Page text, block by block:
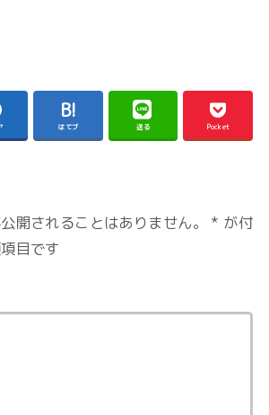
はてブ 送る Pocket
開されることはありません。 * が付
目です